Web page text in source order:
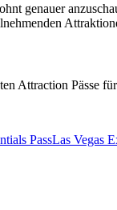
genauer
Attraction Pässe
PassLas Vegas